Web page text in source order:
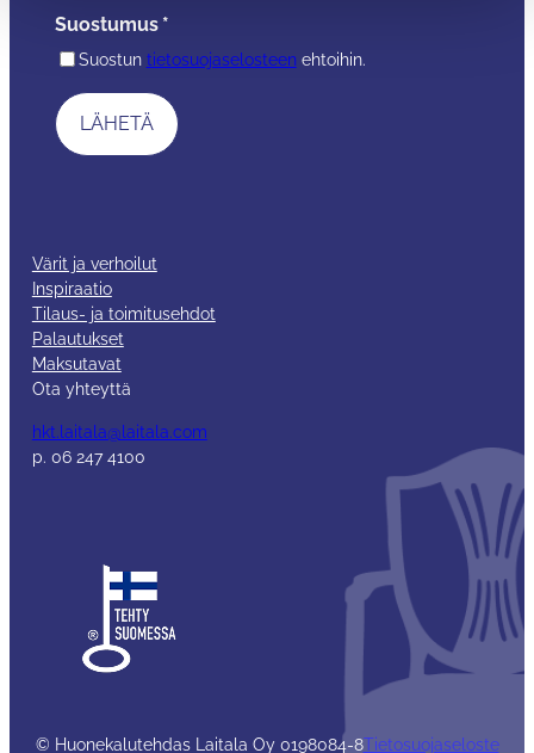
Suostumus *
Suostun tietosuojaselosteenehtoihin.
Värit ja verhoilut
Inspiraatio
Tilaus- ja toimitusehdot
Palautukset
Maksutavat
Ota yhteyttä
hkt.laitala@laitala.com
p. 06 247 4100
© Huonekalutehdas Laitala Oy 0198084-8Tietosuojaseloste